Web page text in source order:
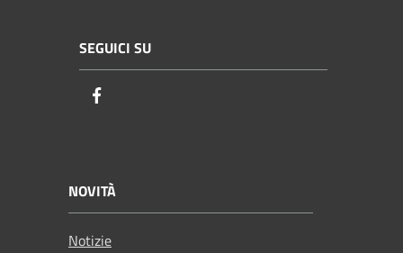
SEGUICI SU
NOVITÀ
Notizie